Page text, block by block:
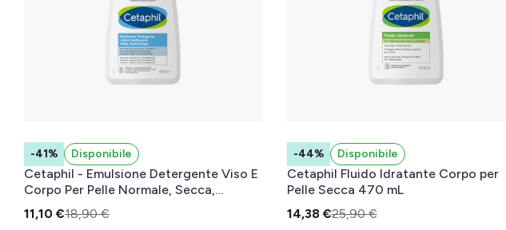
-41% Disponibile
Cetaphil - Emulsione Detergente Viso E
Corpo Per Pelle Normale, Secca,
Sensibile E Intollerante Senza Profumo
470 ml
11,10 €18,90 €
-44% Disponibile
Cetaphil Fluido Idratante Corpo per
Pelle Secca 470 mL
14,38 €25,90 €